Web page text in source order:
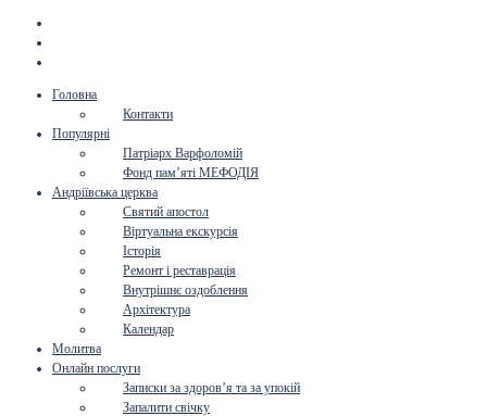
Головна
Контакти
Популярні
Патріарх Варфоломій
Фонд пам’яті МЕФОДІЯ
Андріївська церква
Святий апостол
Віртуальна екскурсія
Історія
Ремонт і реставрація
Внутрішнє оздоблення
Архітектура
Календар
Молитва
Онлайн послуги
Записки за здоров’я та за упокій
Запалити свічку